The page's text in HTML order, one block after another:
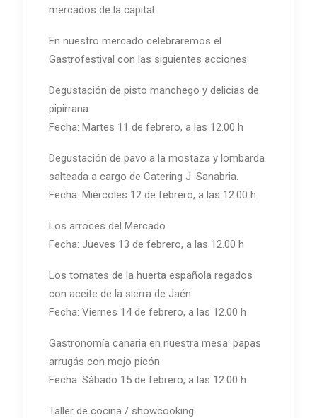
mercados de la capital.
En nuestro mercado celebraremos el
Gastrofestival con las siguientes acciones:
Degustación de pisto manchego y delicias de
pipirrana.
Fecha: Martes 11 de febrero, a las 12.00 h
Degustación de pavo a la mostaza y lombarda
salteada a cargo de Catering J. Sanabria.
Fecha: Miércoles 12 de febrero, a las 12.00 h
Los arroces del Mercado
Fecha: Jueves 13 de febrero, a las 12.00 h
Los tomates de la huerta española regados
con aceite de la sierra de Jaén
Fecha: Viernes 14 de febrero, a las 12.00 h
Gastronomía canaria en nuestra mesa: papas
arrugás con mojo picón
Fecha: Sábado 15 de febrero, a las 12.00 h
Taller de cocina / showcooking